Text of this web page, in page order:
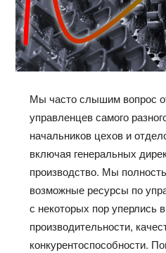
Мы часто слышим вопрос
управленцев самого
начальников цехов и
включая генеральных
производство. Мы
возможные ресурсы по
с некоторых пор уперлись
производительности,
конкурентоспособности.